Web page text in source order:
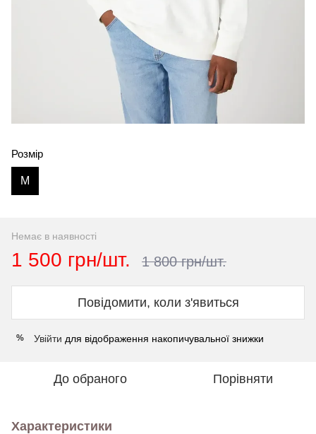
Розмір
M
Немає в наявності
1 500 грн/шт. 1 800 грн/шт.
Повідомити, коли з'явиться
% Увійти для відображення накопичувальної знижки
До обраного Порівняти
Характеристики